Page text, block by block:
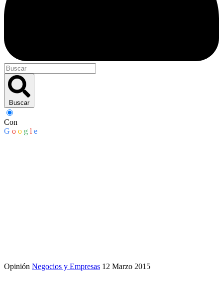
Buscar
Con
G o o g l e
Opinión Negocios y Empresas 12 Marzo 2015